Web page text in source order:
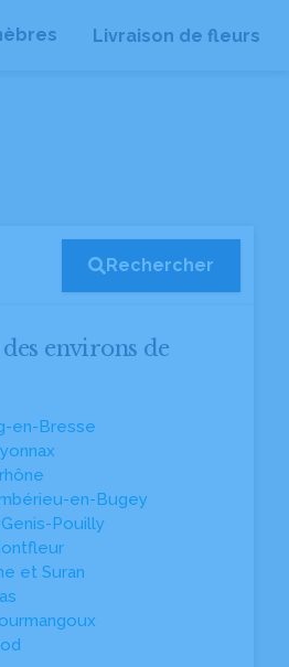
Livraison de fleurs
Rechercher
environs de
en-Bresse
en-Bugey
Pouilly
et Suran